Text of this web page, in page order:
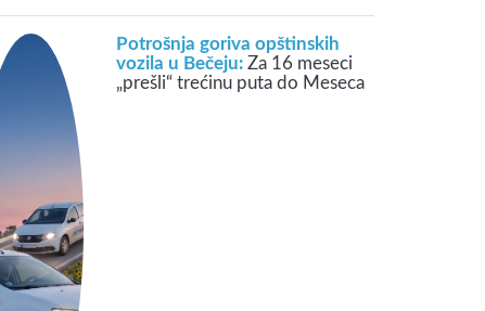
Potrošnja goriva opštinskih
vozila u Bečeju: Za 16 meseci
„prešli“ trećinu puta do Meseca